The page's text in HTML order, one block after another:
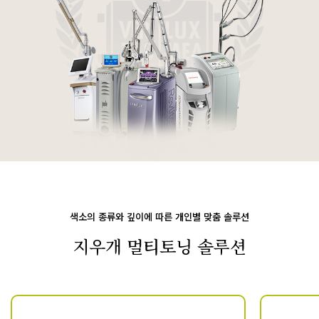
색소의 종류와 깊이에 따른 개인별 맞춤 솔루션
지우개 멀티토닝 솔루션